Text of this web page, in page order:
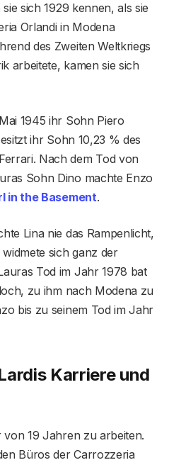
sich 1929 kennen, als sie
Orlandi in Modena
des Zweiten Weltkriegs
arbeitete, kamen sie sich
1945 ihr Sohn Piero
ihr Sohn 10,23 % des
Nach dem Tod von
Sohn Dino machte Enzo
in the Basement.
Lina nie das Rampenlicht,
sich ganz der
Tod im Jahr 1978 bat
zu ihm nach Modena zu
bis zu seinem Tod im Jahr
Karriere und
von 19 Jahren zu arbeiten.
Büros der Carrozzeria